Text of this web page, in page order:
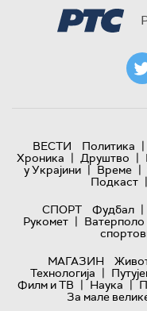
ВЕСТИ Политика |
Хроника | Друштво |
у Украјини | Време |
Подкаст |
СПОРТ
Фудбал |
Рукомет | Ватерполо
МАГАЗИН
Технологијa |
Филм и ТВ | Наука |
За мале